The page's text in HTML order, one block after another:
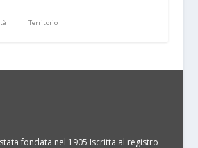
Territorio
fondata nel 1905 Iscritta al registro